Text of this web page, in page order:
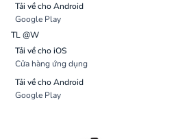
Tải về cho Android
Google Play
TL @W
Tải về cho iOS
Cửa hàng ứng dụng
Tải về cho Android
Google Play